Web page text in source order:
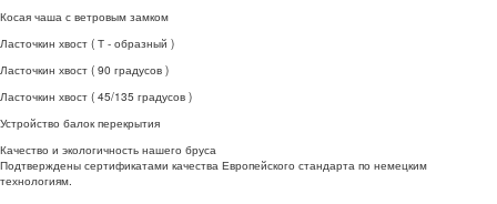
Косая чаша с ветровым замком
Ласточкин хвост ( Т - образный )
Ласточкин хвост ( 90 градусов )
Ласточкин хвост ( 45/135 градусов )
Устройство балок перекрытия
Качество и экологичность нашего бруса
Подтверждены сертификатами качества Европейского стандарта по немецким
технологиям.